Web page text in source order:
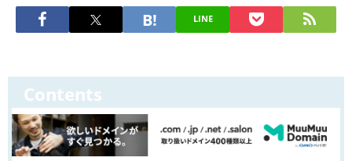
LINE
Contents